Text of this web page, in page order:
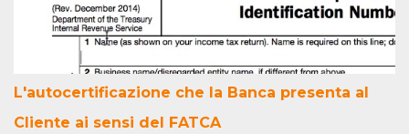
L'autocertificazione che la Banca presenta al
Cliente ai sensi del FATCA